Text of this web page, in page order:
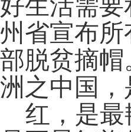
好生活需要
州省宣布
部脱贫摘
洲之中国
红，是